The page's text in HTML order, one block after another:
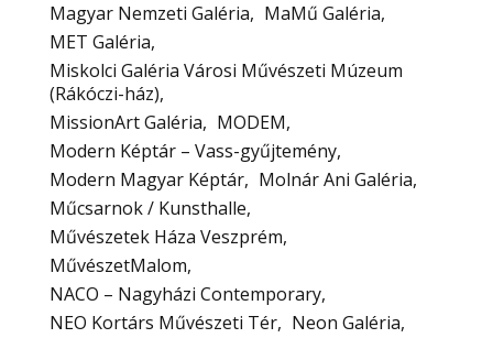
Magyar Nemzeti Galéria
MaMű Galéria
MET Galéria
Miskolci Galéria Városi Művészeti Múzeum
(Rákóczi-ház)
MissionArt Galéria
MODEM
Modern Képtár – Vass-gyűjtemény
Modern Magyar Képtár
Molnár Ani Galéria
Műcsarnok / Kunsthalle
Művészetek Háza Veszprém
MűvészetMalom
NACO – Nagyházi Contemporary
NEO Kortárs Művészeti Tér
Neon Galéria